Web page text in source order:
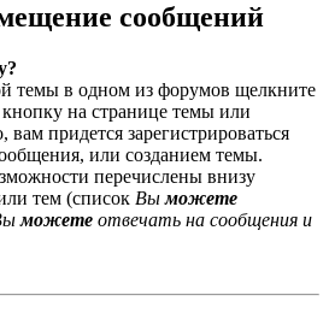
сообщений
темы в одном из форумов щелкните
на странице темы или
придется зарегистрироваться
или созданием темы.
перечислены внизу
тем (список Выможете
можете отвечать на сообщения и